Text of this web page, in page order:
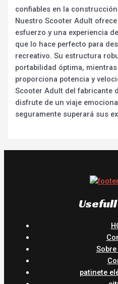
confiables en la
Nuestro Scooter Adult
esfuerzo y una experiencia
que lo hace perfecto para
recreativo. Su estructura
portabilidad óptima,
proporciona potencia y
Scooter Adult del fabricante
disfrute de un viaje
seguramente superará sus
patinete